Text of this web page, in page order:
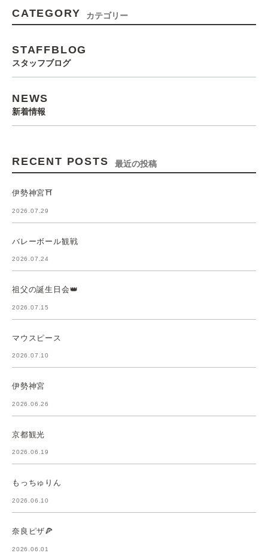
CATEGORY カテゴリー
STAFFBLOG
スタッフブログ
NEWS
新着情報
RECENT POSTS 最近の投稿
伊勢神宮⛩️
2026.07.29
バレーボール観戦
2026.07.24
祖父の誕生日会👑
2026.07.15
マウスピース
2026.07.10
伊勢神宮
2026.06.26
京都観光
2026.06.19
もっちゅりん
2026.06.10
奈良ピザ🍕
2026.06.01